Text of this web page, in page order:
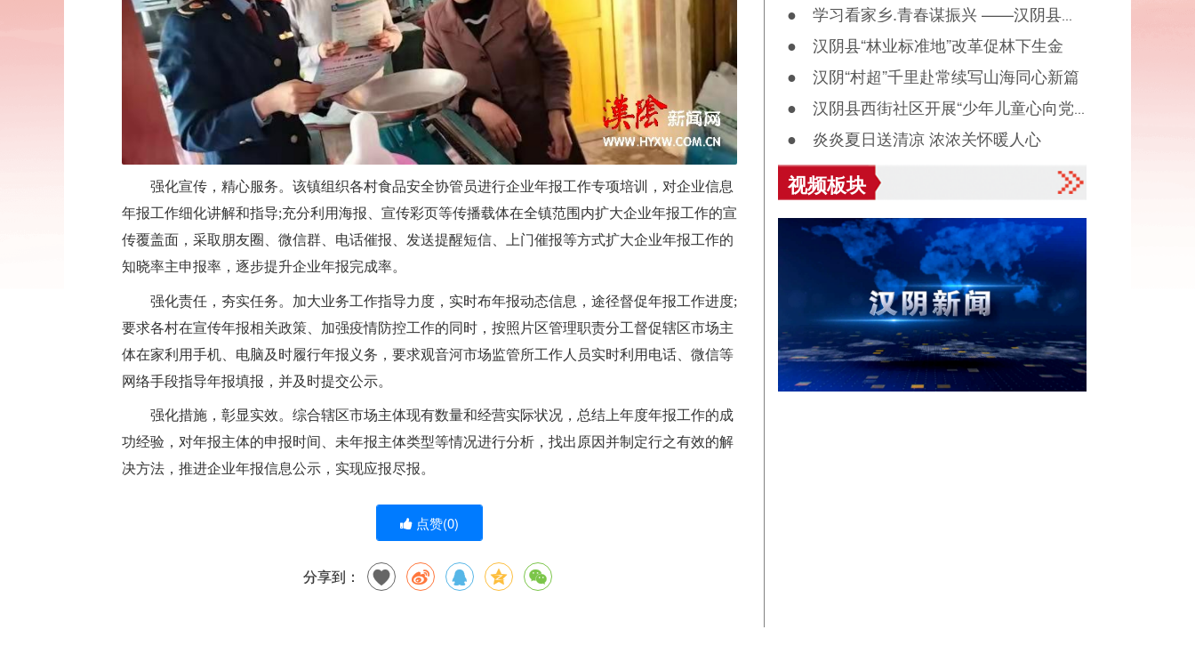
强化宣传，精心服务。该镇组织各村食品安全协管员进行企业年报工作专项培训，对企业信息
年报工作细化讲解和指导;充分利用海报、宣传彩页等传播载体在全镇范围内扩大企业年报工作的宣
传覆盖面，采取朋友圈、微信群、电话催报、发送提醒短信、上门催报等方式扩大企业年报工作的
知晓率主申报率，逐步提升企业年报完成率。
强化责任，夯实任务。加大业务工作指导力度，实时布年报动态信息，途径督促年报工作进度;
要求各村在宣传年报相关政策、加强疫情防控工作的同时，按照片区管理职责分工督促辖区市场主
体在家利用手机、电脑及时履行年报义务，要求观音河市场监管所工作人员实时利用电话、微信等
网络手段指导年报填报，并及时提交公示。
强化措施，彰显实效。综合辖区市场主体现有数量和经营实际状况，总结上年度年报工作的成
功经验，对年报主体的申报时间、未年报主体类型等情况进行分析，找出原因并制定行之有效的解
决方法，推进企业年报信息公示，实现应报尽报。
点赞(0)
分享到：
共产党成立105周年大会上重要讲话系列述
评之八
● 学习看家乡.青春谋振兴 ——汉阴县城
关镇组织返乡大学生看家乡、献良策、助发
展活动
● 汉阴县“林业标准地”改革促林下生金
● 汉阴“村超”千里赴常续写山海同心新篇
● 汉阴县西街社区开展“少年儿童心向党
诵读启智伴成长”主题活动
● 炎炎夏日送清凉 浓浓关怀暖人心
视频板块